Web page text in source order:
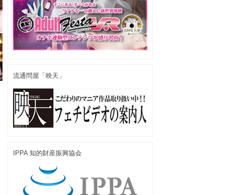
流通問屋「映天」
IPPA 知的財産振興協会